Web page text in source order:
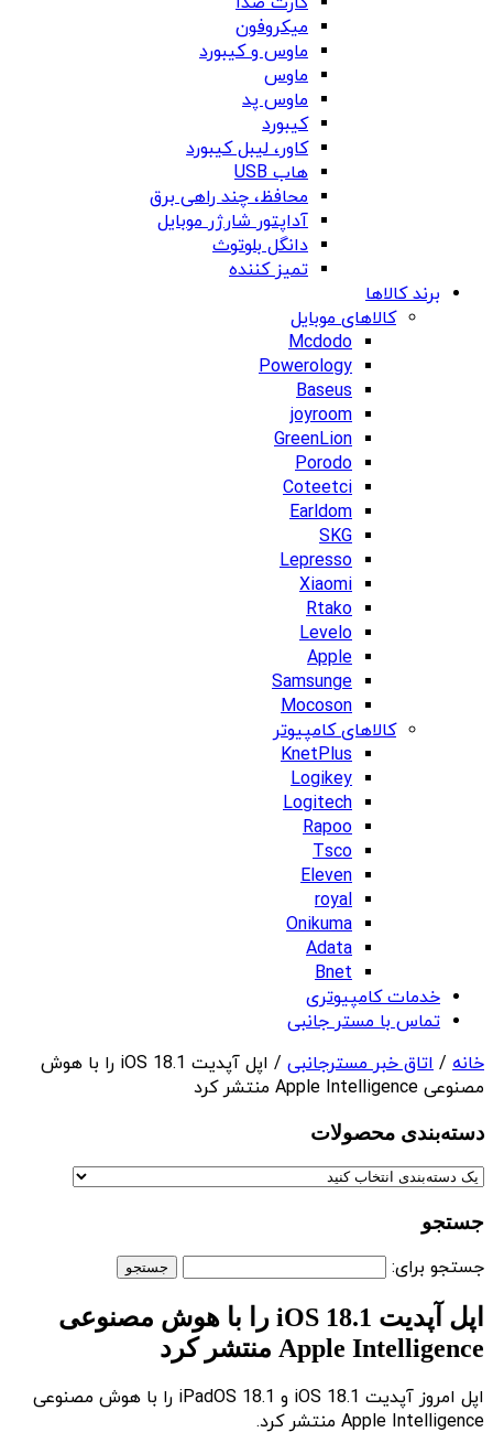
میکروفون
ماوس و کیبورد
ماوس
ماوس پد
کیبورد
کاور، لیبل کیبورد
هاب USB
محافظ، چند راهی برق
آداپتور شارژر موبایل
دانگل بلوتوث
تمیز کننده
برند کالاها
کالاهای موبایل
Mcdodo
Powerology
Baseus
joyroom
GreenLion
Porodo
Coteetci
Earldom
SKG
Lepresso
Xiaomi
Rtako
Levelo
Apple
Samsunge
Mocoson
کالاهای کامپیوتر
KnetPlus
Logikey
Logitech
Rapoo
Tsco
Eleven
royal
Onikuma
Adata
Bnet
خدمات کامپیوتری
تماس با مستر جانبی
خانه / اتاق خبر مسترجانبی
/ اپل آپدیت iOS 18.1 را با هوش
مصنوعی Apple Intelligence منتشر کرد
دسته‌بندی‌ محصولات
جستجو
جستجو برای:
اپل آپدیت iOS 18.1 را با هوش مصنوعی
Apple Intelligence منتشر کرد
اپل امروز آپدیت iOS 18.1 و iPadOS 18.1 را با هوش مصنوعی
Apple Intelligence منتشر کرد.